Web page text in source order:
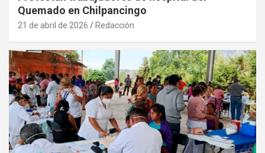
Quemado en Chilpancingo
21 de abril de 2026 Redacción